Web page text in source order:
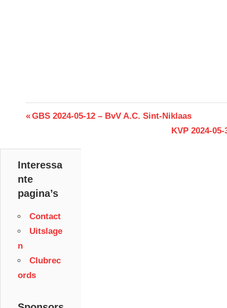
Berichtnavigatie
Previous
GBS 2024-05-12 – BvV A.C. Sint-Niklaas
Next
KVP 2024-
Interessa
nte
pagina’s
Contact
Uitslage
n
Clubrec
ords